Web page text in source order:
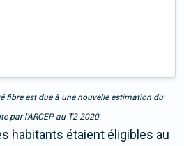
fibre est due à une nouvelle estimation du
par l’ARCEP au T2 2020.
habitants étaient éligibles au